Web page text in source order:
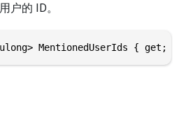
户的 ID。
MentionedUserIds { get; }